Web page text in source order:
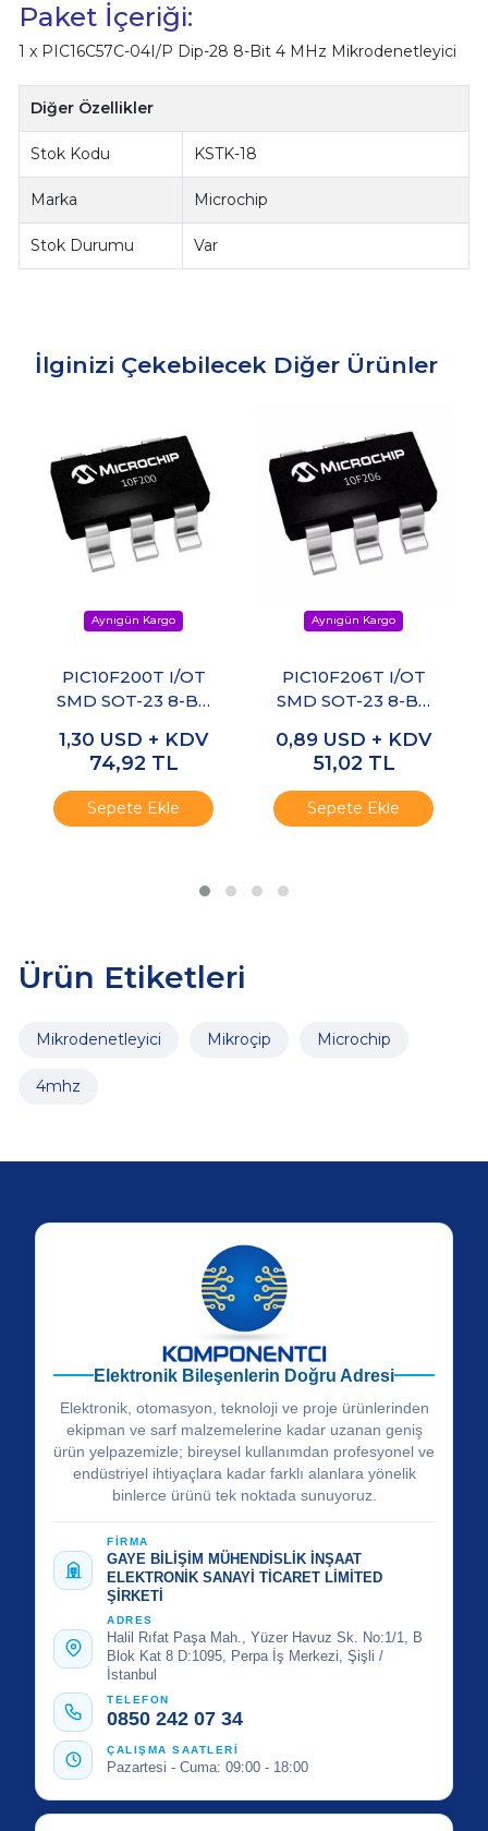
Paket İçeriği:
1 x PIC16C57C-04I/P Dip-28 8-Bit 4 MHz Mikrodenetleyici
Diğer Özellikler
Stok Kodu KSTK-18
Marka Microchip
Stok Durumu Var
İlginizi Çekebilecek Diğer Ürünler
PIC10F200T I/OT
SMD SOT-23 8-Bit
Mikrodenetleyici
1,30 USD + KDV
74,92 TL
Sepete Ekle
PIC10F206T I/OT
SMD SOT-23 8-Bit
Mikrodenetleyici
0,89 USD + KDV
51,02 TL
Sepete Ekle
Ürün Etiketleri
Mikrodenetleyici Mikroçip Microchip
4mhz
Elektronik Bileşenlerin Doğru Adresi
Elektronik, otomasyon, teknoloji ve proje ürünlerinden
ekipman ve sarf malzemelerine kadar uzanan geniş
ürün yelpazemizle; bireysel kullanımdan profesyonel ve
endüstriyel ihtiyaçlara kadar farklı alanlara yönelik
binlerce ürünü tek noktada sunuyoruz.
FİRMA
GAYE BİLİŞİM MÜHENDİSLİK İNŞAAT
ELEKTRONİK SANAYİ TİCARET LİMİTED
ŞİRKETİ
ADRES
Halil Rıfat Paşa Mah., Yüzer Havuz Sk. No:1/1, B
Blok Kat 8 D:1095, Perpa İş Merkezi, Şişli /
İstanbul
TELEFON
0850 242 07 34
ÇALIŞMA SAATLERİ
Pazartesi - Cuma: 09:00 - 18:00